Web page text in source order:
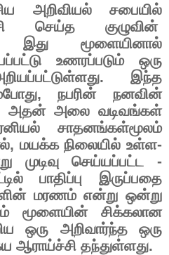
அறிவியல்
சபையில்
செய்த
குழுவின்
இது
மூளையினால்
உணரப்படும்
ஒரு
.
இந்த
, நபரின்
நனவின்
அதன் அலை வடிவங்கள்
சாதனங்கள்மூலம்
, மயக்க நிலையில் உள்ள-
முடிவு செய்யப்பட்ட -
பாதிப்பு
இருப்பதை
மரணம் என்று ஒன்று
மூளையின்
சிக்கலான
ஒரு அறிவார்ந்த
ஒரு
ஆராய்ச்சி தந்துள்ளது.